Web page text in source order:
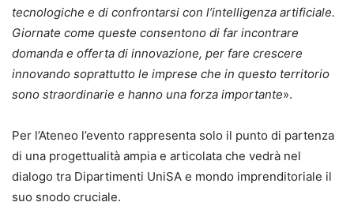
tecnologiche e di confrontarsi con l’intelligenza artificiale.
Giornate come queste consentono di far incontrare
domanda e offerta di innovazione, per fare crescere
innovando soprattutto le imprese che in questo territorio
sono straordinarie e hanno una forza importante».
Per l’Ateneo l’evento rappresenta solo il punto di partenza
di una progettualità ampia e articolata che vedrà nel
dialogo tra Dipartimenti UniSA e mondo imprenditoriale il
suo snodo cruciale.